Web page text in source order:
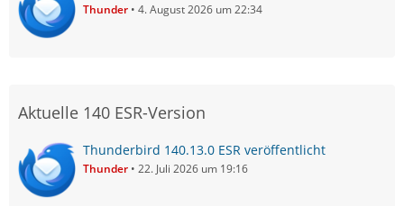
Thunder 4. August 2026 um 22:34
Aktuelle 140 ESR-Version
Thunderbird 140.13.0 ESR veröffentlicht
Thunder 22. Juli 2026 um 19:16